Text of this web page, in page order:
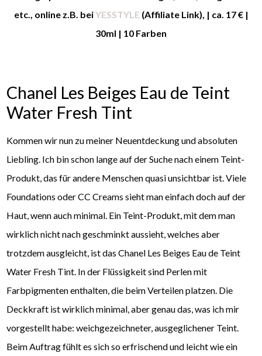
etc., online z.B. beiYESSTYLE(Affiliate Link), | ca. 17 € |
30ml | 10 Farben
Chanel Les Beiges Eau de Teint
Water Fresh Tint
Kommen wir nun zu meiner Neuentdeckung und absoluten
Liebling. Ich bin schon lange auf der Suche nach einem Teint-
Produkt, das für andere Menschen quasi unsichtbar ist. Viele
Foundations oder CC Creams sieht man einfach doch auf der
Haut, wenn auch minimal. Ein Teint-Produkt, mit dem man
wirklich nicht nach geschminkt aussieht, welches aber
trotzdem ausgleicht, ist das Chanel Les Beiges Eau de Teint
Water Fresh Tint. In der Flüssigkeit sind Perlen mit
Farbpigmenten enthalten, die beim Verteilen platzen. Die
Deckkraft ist wirklich minimal, aber genau das, was ich mir
vorgestellt habe: weichgezeichneter, ausgeglichener Teint.
Beim Auftrag fühlt es sich so erfrischend und leicht wie ein